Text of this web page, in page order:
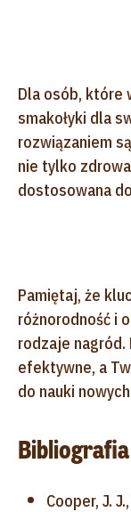
Dla osób, które
smakołyki dla
rozwiązaniem
nie tylko
dostosowana
Pamiętaj, że
różnorodność i
rodzaje
efektywne, a
do nauki
Bibliografia
Cooper, J.